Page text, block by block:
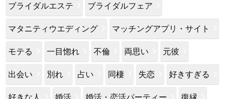
ブライダルエステ ブライダルフェア
マタニティウエディング マッチングアプリ・サイト
モテる 一目惚れ 不倫 両思い 元彼
出会い 別れ 占い 同棲 失恋 好きすぎる
好きな人 婚活 婚活・恋活パーティー 復縁